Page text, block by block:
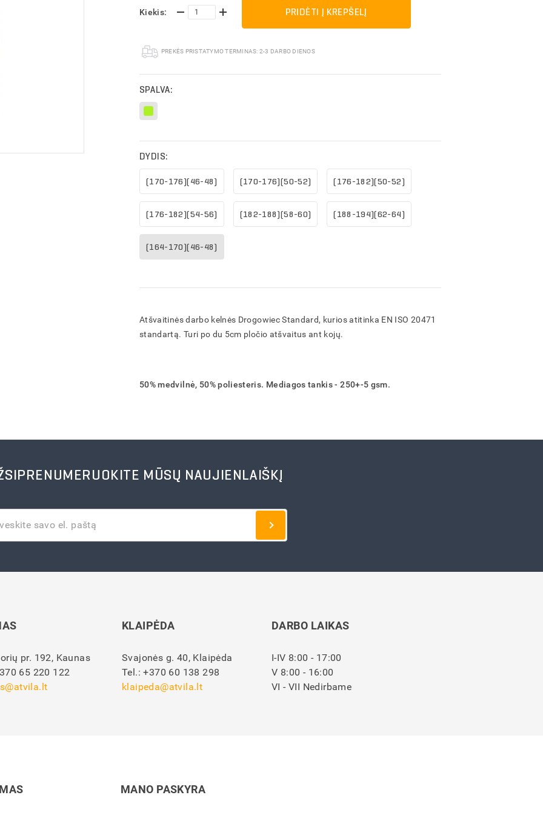
Pakavimo medžiagos
Kiekis: PRIDĖTI Į KREPŠELĮ
PREKĖS PRISTATYMO TERMINAS: 2-3 DARBO DIENOS
SPALVA:
DYDIS:
(170-176)(46-48) (170-176)(50-52) (176-182)(50-52)
(176-182)(54-56) (182-188)(58-60) (188-194)(62-64)
(164-170)(46-48)
Atšvaitinės darbo kelnės Drogowiec Standard, kurios atitinka EN ISO 20471
standartą. Turi po du 5cm pločio atšvaitus ant kojų.
50% medvilnė, 50% poliesteris. Mediagos tankis - 250+-5 gsm.
MŪSŲ NAUJIENLAIŠKĮ
pr. 192, Kaunas
65 220 122
KLAIPĖDA
Svajonės g. 40, Klaipėda
Tel.:+370 60 138 298
klaipeda@atvila.lt
DARBO LAIKAS
I-IV 8:00 - 17:00
V 8:00 - 16:00
VI - VII Nedirbame
MANO PASKYRA
ĮVESKITE PREKIŲ KREPŠELIO PAVADINIMĄ
ĮVESKITE KAM SKIRTAS PASIŪLYMAS